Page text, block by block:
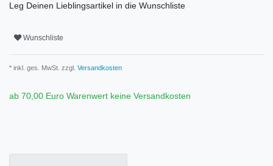
Leg Deinen Lieblingsartikel in die Wunschliste
Wunschliste
* inkl. ges. MwSt. zzgl. Versandkosten
ab 70,00 Euro Warenwert keine Versandkosten